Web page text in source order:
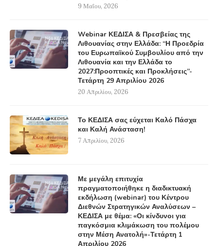
9 Μαΐου, 2026
Webinar ΚΕΔΙΣΑ & Πρεσβείας της
Λιθουανίας στην Ελλάδα: “Η Προεδρία
του Ευρωπαϊκού Συμβουλίου από την
Λιθουανία και την Ελλάδα το
2027:Προοπτικές και Προκλήσεις”-
Τετάρτη 29 Απριλίου 2026
20 Απριλίου, 2026
Το ΚΕΔΙΣΑ σας εύχεται Καλό Πάσχα
και Καλή Ανάσταση!
7 Απριλίου, 2026
Με μεγάλη επιτυχία
πραγματοποιήθηκε η διαδικτυακή
εκδήλωση (webinar) του Κέντρου
Διεθνών Στρατηγικών Αναλύσεων –
ΚΕΔΙΣΑ με θέμα: «Οι κίνδυνοι για
παγκόσμια κλιμάκωση του πολέμου
στην Μέση Ανατολή»-Τετάρτη 1
Απριλίου 2026